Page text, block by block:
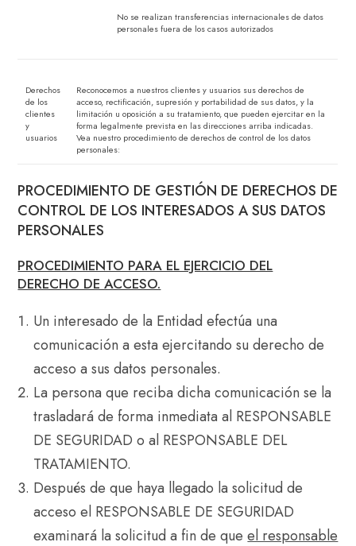
No se realizan transferencias internacionales de datos
personales fuera de los casos autorizados
Derechos
de los
clientes
y
usuarios
Reconocemos a nuestros clientes y usuarios sus derechos de
acceso, rectificación, supresión y portabilidad de sus datos, y la
limitación u oposición a su tratamiento, que pueden ejercitar en la
forma legalmente prevista en las direcciones arriba indicadas.
Vea nuestro procedimiento de derechos de control de los datos
personales:
PROCEDIMIENTO DE GESTIÓN DE DERECHOS DE
CONTROL DE LOS INTERESADOS A SUS DATOS
PERSONALES
PROCEDIMIENTO PARA EL EJERCICIO DEL
DERECHO DE ACCESO.
Un interesado de la Entidad efectúa una
comunicación a esta ejercitando su derecho de
acceso a sus datos personales.
La persona que reciba dicha comunicación se la
trasladará de forma inmediata al RESPONSABLE
DE SEGURIDAD o al RESPONSABLE DEL
TRATAMIENTO.
Después de que haya llegado la solicitud de
acceso el RESPONSABLE DE SEGURIDAD
examinará la solicitud a fin de queel responsable